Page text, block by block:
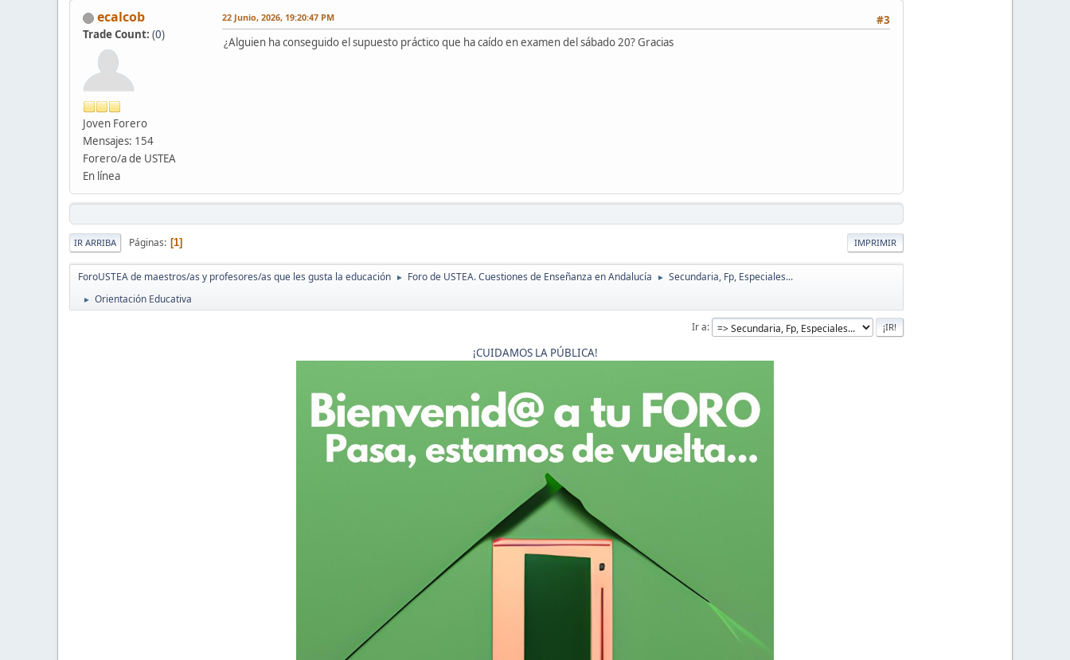
ecalcob
Trade Count: (0)
Joven Forero
Mensajes: 154
Forero/a de USTEA
En línea
#3
22 Junio, 2026, 19:20:47 PM
¿Alguien ha conseguido el supuesto práctico que ha caído en examen del sábado 20? Gracias
IMPRIMIR
IR ARRIBA Páginas 1
ForoUSTEA de maestros/as y profesores/as que les gusta la educación ► Foro de USTEA. Cuestiones de Enseñanza en Andalucía ► Secundaria, Fp, Especiales...
► Orientación Educativa
Ir a
¡CUIDAMOS LA PÚBLICA!